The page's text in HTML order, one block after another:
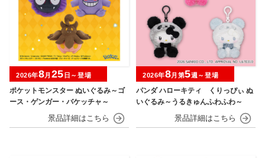
ポケットモンスター ぬいぐるみ～ゴ
ース・ゲンガー・バケッチャ～
2026年8月 25 日～登場
パンダ ハローキティ くりっぴぃ ぬ
いぐるみ～うるきゅんふわふわ～
2026年8月第5週～登場